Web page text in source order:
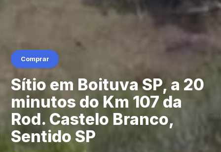
Comprar
Sítio em Boituva SP, a 20
minutos do Km 107 da
Rod. Castelo Branco,
Sentido SP